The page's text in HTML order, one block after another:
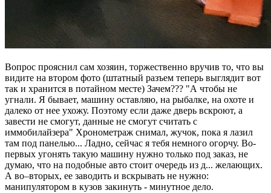
Вопрос прояснил сам хозяин, торжественно вручив то, что вы
видите на втором фото (штатный разъем теперь выглядит вот
так и хранится в потайном месте) Зачем??? "А чтобы не
угнали. Я бывает, машину оставляю, на рыбалке, на охоте и
далеко от нее ухожу. Поэтому если даже дверь вскроют, а
завести не смогут, данные не смогут считать с
иммобилайзера" Хронометраж снимал, жучок, пока я лазил
там под панелью... Ладно, сейчас я тебя немного огорчу. Во-
первых угонять такую машину нужно только под заказ, не
думаю, что на подобные авто стоит очередь из д... желающих.
А во–вторых, ее заводить и вскрывать не нужно:
манипулятором в кузов закинуть - минутное дело.